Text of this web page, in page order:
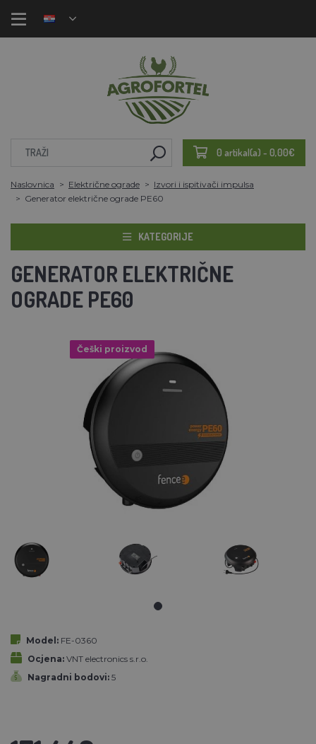
0 artikal(a) - 0,00€
Naslovnica Električne ograde
Izvori i ispitivači impulsa
Generator električne ograde PE60
KATEGORIJE
GENERATOR ELEKTRIČNE
OGRADE PE60
Češki proizvod
Model: FE-0360
Ocjena: VNT electronics s.r.o.
Nagradni bodovi: 5